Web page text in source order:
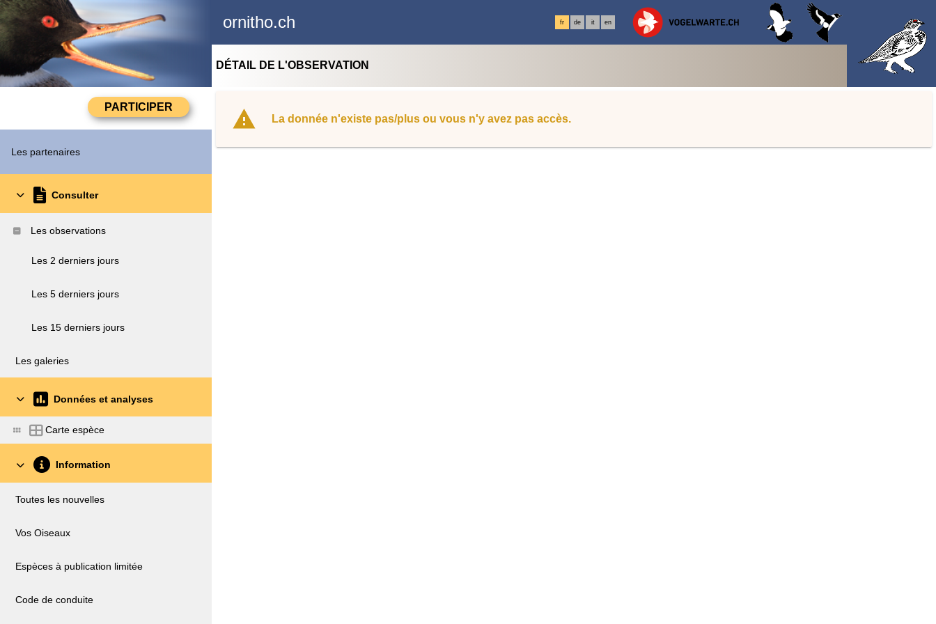
ornitho.ch fr de it en
Les partenaires
Consulter
Les observations
Les 2 derniers jours
Les 5 derniers jours
Les 15 derniers jours
Les galeries
Données et analyses
Carte espèce
Information
Toutes les nouvelles
Vos Oiseaux
Espèces à publication limitée
Code de conduite
DÉTAIL DE L'OBSERVATION
La donnée n'existe pas/plus ou vous n'y avez pas accès.